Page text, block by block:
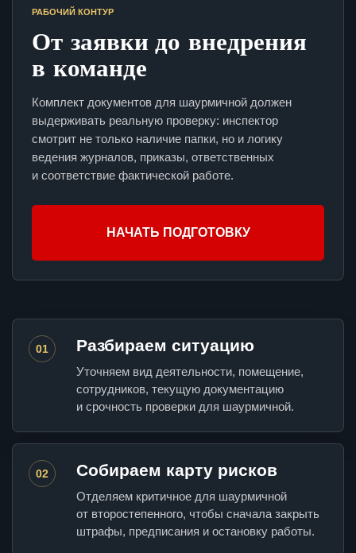
РАБОЧИЙ КОНТУР
От заявки до внедрения
в команде
Комплект документов для шаурмичной должен
выдерживать реальную проверку: инспектор
смотрит не только наличие папки, но и логику
ведения журналов, приказы, ответственных
и соответствие фактической работе.
НАЧАТЬ ПОДГОТОВКУ
01 Разбираем ситуацию
Уточняем вид деятельности, помещение,
сотрудников, текущую документацию
и срочность проверки для шаурмичной.
02 Собираем карту рисков
Отделяем критичное для шаурмичной
от второстепенного, чтобы сначала закрыть
штрафы, предписания и остановку работы.